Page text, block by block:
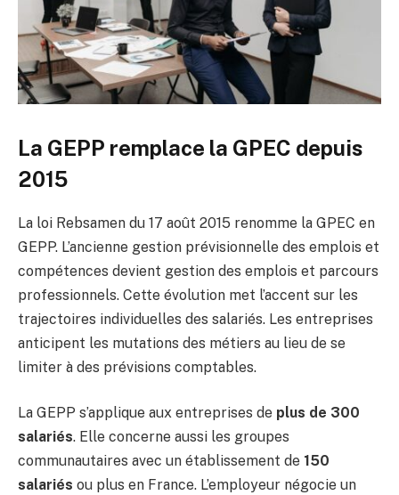
La GEPP remplace la GPEC depuis
2015
La loi Rebsamen du 17 août 2015 renomme la GPEC en
GEPP. L’ancienne gestion prévisionnelle des emplois et
compétences devient gestion des emplois et parcours
professionnels. Cette évolution met l’accent sur les
trajectoires individuelles des salariés. Les entreprises
anticipent les mutations des métiers au lieu de se
limiter à des prévisions comptables.
La GEPP s’applique aux entreprises de plus de 300
salariés. Elle concerne aussi les groupes
communautaires avec un établissement de 150
salariés ou plus en France. L’employeur négocie un